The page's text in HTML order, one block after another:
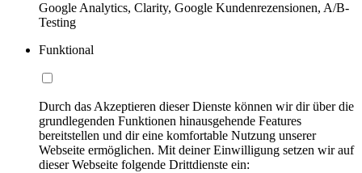
Google Analytics, Clarity, Google Kundenrezensionen, A/B-
Testing
Funktional
Durch das Akzeptieren dieser Dienste können wir dir über die
grundlegenden Funktionen hinausgehende Features
bereitstellen und dir eine komfortable Nutzung unserer
Webseite ermöglichen. Mit deiner Einwilligung setzen wir auf
dieser Webseite folgende Drittdienste ein: